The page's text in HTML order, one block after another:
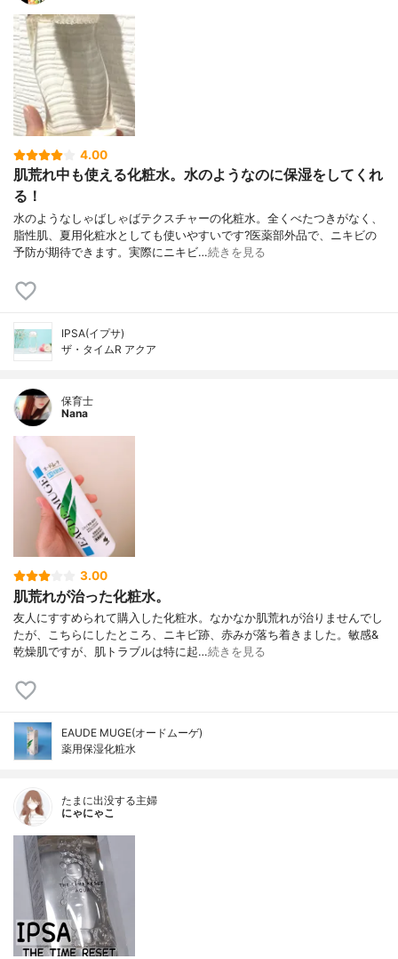
4.00
肌荒れ中も使える化粧水。水のようなのに保湿をしてくれ
る！
水のようなしゃばしゃばテクスチャーの化粧水。全くべたつきがなく、
脂性肌、夏用化粧水としても使いやすいです?医薬部外品で、ニキビの
予防が期待できます。実際にニキビ…続きを見る
IPSA(イプサ)
ザ・タイムR アクア
保育士
Nana
3.00
肌荒れが治った化粧水。
友人にすすめられて購入した化粧水。なかなか肌荒れが治りませんでし
たが、こちらにしたところ、ニキビ跡、赤みが落ち着きました。敏感&
乾燥肌ですが、肌トラブルは特に起…続きを見る
EAUDE MUGE(オードムーゲ)
薬用保湿化粧水
たまに出没する主婦
にゃにゃこ